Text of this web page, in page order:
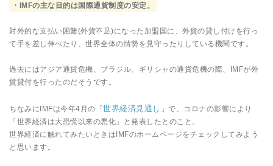
・IMFの主な目的は国際通貨制度の安定。
対外的な支払い困難(外貨不足)になった加盟国に、外貨の貸し付けを行っ
て手を差し伸べたり、世界全体の情勢を見守ったりしている機関です。
過去にはアジア通貨危機、ブラジル、ギリシャの通貨危機の際、IMFが外
貨貸付を行ったのだそうです。
ちなみにIMFは今年4月の「世界経済見通し 」で、コロナの影響により
「世界経済は大恐慌以来の悪化」と発表したとのこと。
世界経済に触れてみたいときはIMFのホームページをチェックしてみよう
と思います。